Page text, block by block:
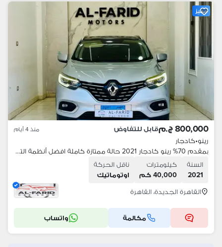
مميز
800,000 ج.م قابل للتفاوض منذ 4 أيام
رينو•كادجار
بمقدم 70% رينو كادجار 2021 حالة ممتازة كاملة افضل أنظمة التقسيط
السنة
2021
كيلومترات
40,000 كم
ناقل الحركة
اوتوماتيك
القاهرة الجديدة، القاهرة
مكالمة واتساب